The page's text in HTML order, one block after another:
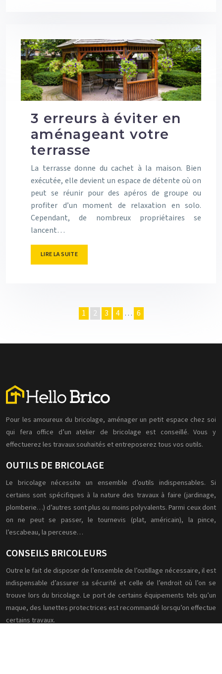
3 erreurs à éviter en
aménageant votre
terrasse
La terrasse donne du cachet à la maison. Bien
exécutée, elle devient un espace de détente où on
peut se réunir pour des apéros de groupe ou
profiter d’un moment de relaxation en solo.
Cependant, de nombreux propriétaires se
lancent…
LIRE LA SUITE
1 2 3 4 … 6
Pour les amoureux du bricolage, aménager un petit espace chez soi
qui fera office d’un atelier de bricolage est conseillé. Vous y
effectuerez les travaux souhaités et entreposerez tous vos outils.
OUTILS DE BRICOLAGE
Le bricolage nécessite un ensemble d’outils indispensables. Si
certains sont spécifiques à la nature des travaux à faire (jardinage,
plomberie…) d’autres sont plus ou moins polyvalents. Parmi ceux dont
on ne peut se passer, le tournevis (plat, américain), la pince,
l’escabeau, la perceuse…
CONSEILS BRICOLEURS
Outre le fait de disposer de l’ensemble de l’outillage nécessaire, il est
indispensable d’assurer sa sécurité et celle de l’endroit où l’on se
trouve lors du bricolage. Le port de certains équipements tels qu’un
maque, des lunettes protectrices est recommandé lorsqu’on effectue
certains travaux.